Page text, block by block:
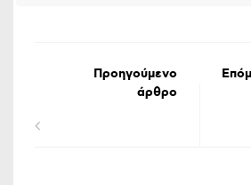
Προηγούμενο
άρθρο